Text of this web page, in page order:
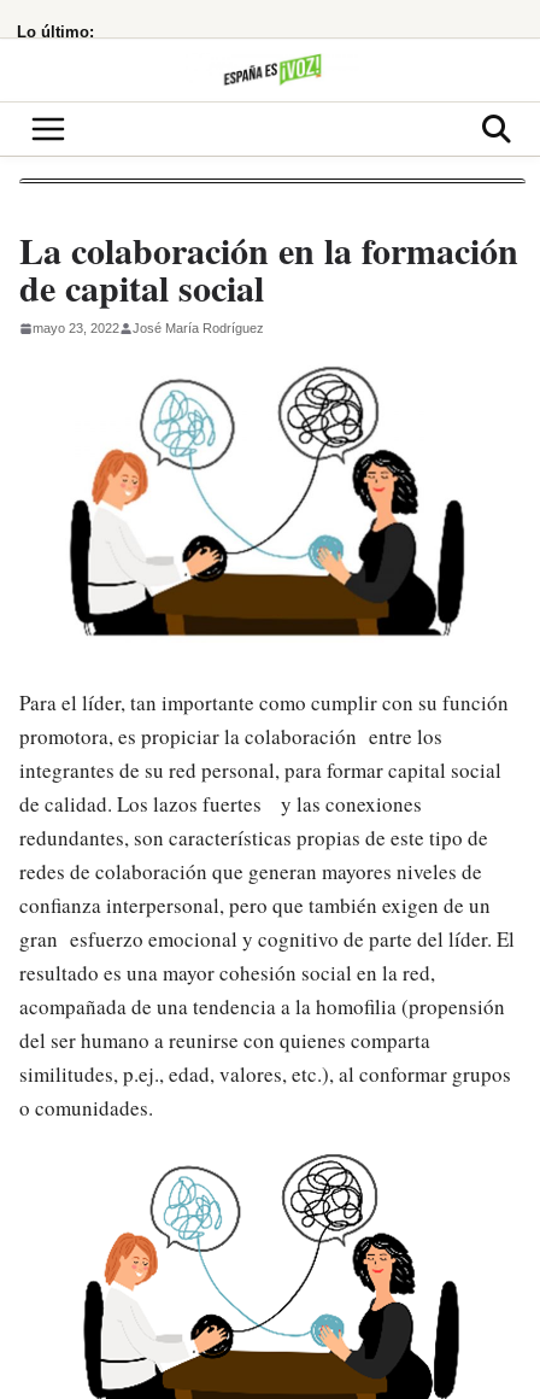
al Lo último:
La colaboración en la formación
de capital social
mayo 23, 2022 José María Rodríguez
Para el líder, tan importante como cumplir con su función
promotora, es propiciar la colaboración entre los
integrantes de su red personal, para formar capital social
de calidad. Los lazos fuertes y las conexiones
redundantes, son características propias de este tipo de
redes de colaboración que generan mayores niveles de
confianza interpersonal, pero que también exigen de un
gran esfuerzo emocional y cognitivo de parte del líder. El
resultado es una mayor cohesión social en la red,
acompañada de una tendencia a la homofilia (propensión
del ser humano a reunirse con quienes comparta
similitudes, p.ej., edad, valores, etc.), al conformar grupos
o comunidades.